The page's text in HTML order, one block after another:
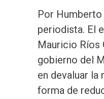
Por Humberto
periodista. El
Mauricio Ríos
gobierno del
en devaluar la
forma de